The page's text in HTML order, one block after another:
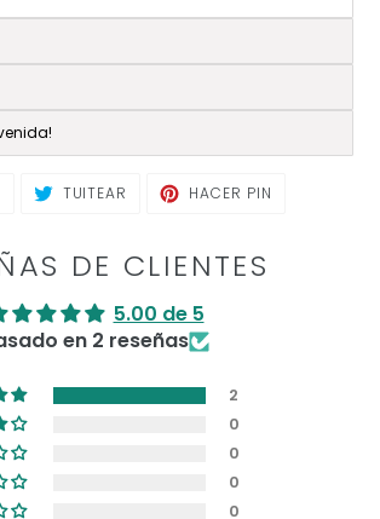
COMPARTIRTUITEAR TUITEARHACER PIN
DE CLIENTES
5.00 de 5
en 2 reseñas
2
0
0
0
0